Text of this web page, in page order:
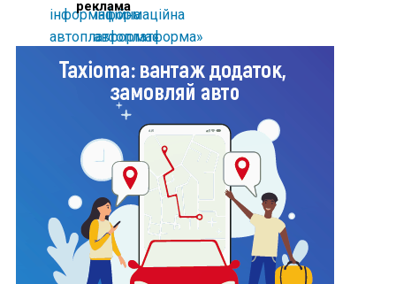
реклама